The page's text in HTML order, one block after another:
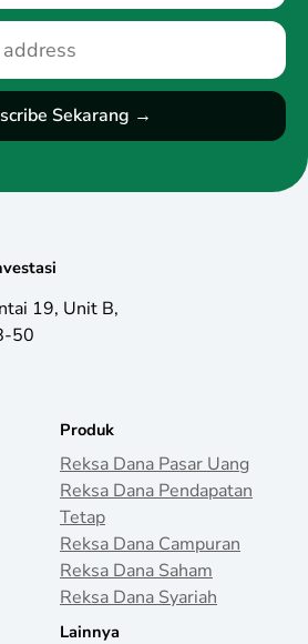
19, Unit B,
50
Produk
Reksa Dana Pasar Uang
Reksa Dana Pendapatan
Tetap
Reksa Dana Campuran
Reksa Dana Saham
Reksa Dana Syariah
Lainnya